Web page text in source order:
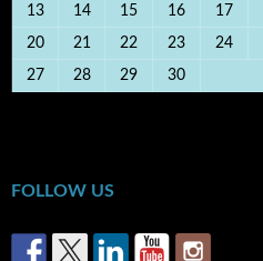
13 14 15 16 17
20 21 22 23 24
27 28 29 30
FOLLOW US